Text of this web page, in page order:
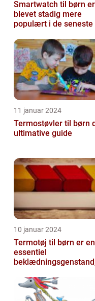
Smartwatch til børn er
blevet stadig mere
populært i de seneste
mulighed f...
11 januar 2024
Termostøvler til børn den
ultimative guide
10 januar 2024
Termotøj til børn er en
essentiel
de små varme og